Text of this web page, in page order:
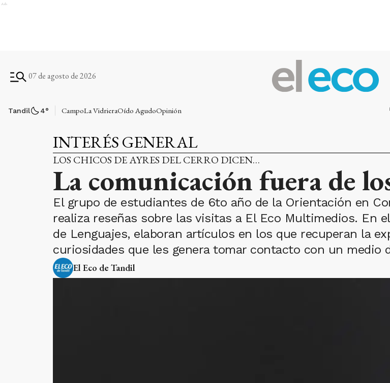
Ads
07 de agosto de 2026
Tandil 4° CampoLa VidrieraOído AgudoOpinión
INTERÉS GENERAL
LOS CHICOS DE AYRES DEL CERRO DICEN…
La comunicación fuera de
El grupo de estudiantes de 6to año de la Orientación en
realiza reseñas sobre las visitas a El Eco Multimedios. En
de Lenguajes, elaboran artículos en los que recuperan la
curiosidades que les genera tomar contacto con un medio
El Eco de Tandil